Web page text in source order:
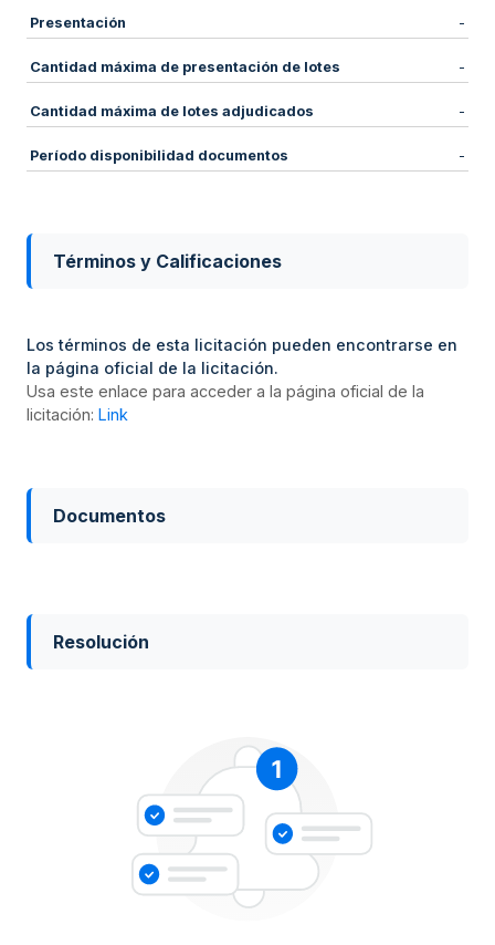
Presentación -
Cantidad máxima de presentación de lotes -
Cantidad máxima de lotes adjudicados -
Período disponibilidad documentos -
Términos y Calificaciones
Los términos de esta licitación pueden encontrarse en
la página oficial de la licitación.
Usa este enlace para acceder a la página oficial de la
licitación: Link
Documentos
Resolución